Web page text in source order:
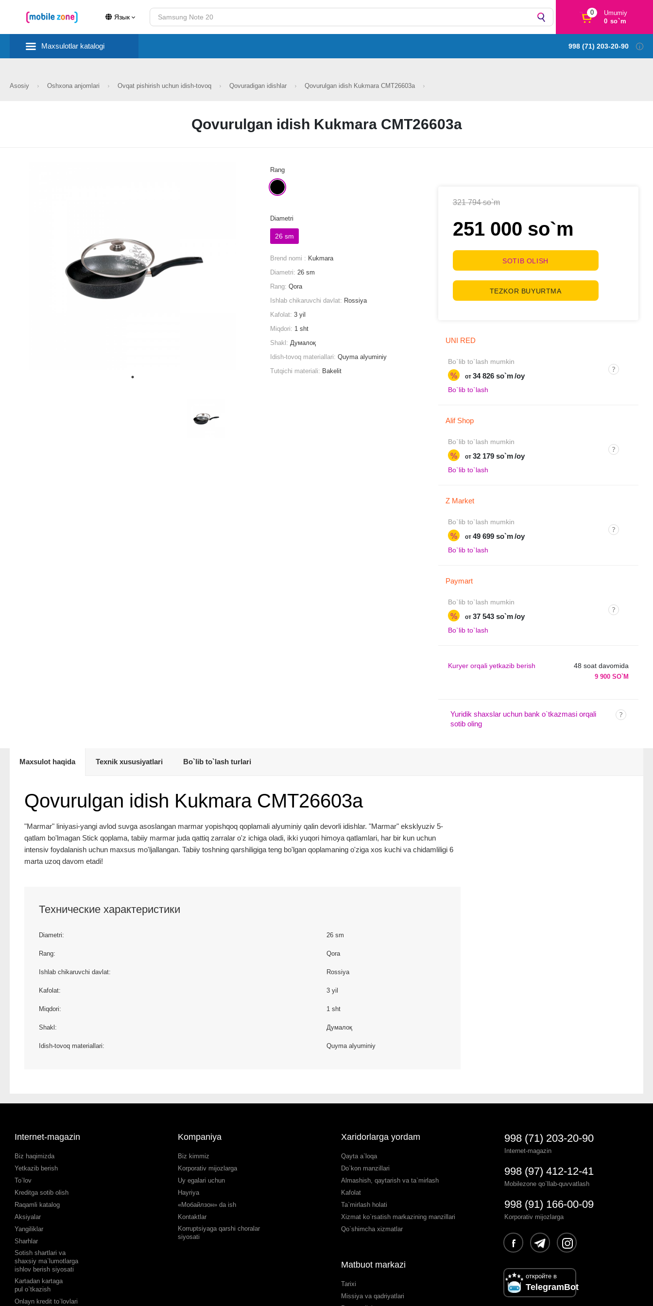
Язык
0
Umumiy
0 so`m
Maxsulotlar katalogi 998 (71) 203-20-90
Asosiy Oshxona anjomlari Ovqat pishirish uchun idish-tovoq Qovuradigan idishlar Qovurulgan idish Kukmara СМТ26603а
Qovurulgan idish Kukmara СМТ26603а
321 794 so`m
251 000 so`m
SOTIB OLISH
TEZKOR BUYURTMA
UNI RED
Bo`lib to`lash mumkin
% от 34 826 so`m /oy
Bo`lib to`lash
Alif Shop
Bo`lib to`lash mumkin
% от 32 179 so`m /oy
Bo`lib to`lash
Z Market
Bo`lib to`lash mumkin
% от 49 699 so`m /oy
Bo`lib to`lash
Paymart
Bo`lib to`lash mumkin
% от 37 543 so`m /oy
Bo`lib to`lash
Kuryer orqali yetkazib berish 48 soat davomida
9 900 SO`M
Yuridik shaxslar uchun bank o`tkazmasi orqali
sotib oling
Rang
Diametri
26 sm
Brend nomi : Kukmara
Diametri:26 sm
Rang:Qora
Ishlab chikaruvchi davlat: Rossiya
Kafolat:3 yil
Miqdori: 1 sht
Shakl:Думалоқ
Idish-tovoq materiallari:Quyma alyuminiy
Tutqichi materiali: Bakelit
Maxsulot haqida Texnik xususiyatlari Bo`lib to`lash turlari
Qovurulgan idish Kukmara СМТ26603а
"Marmar" liniyasi-yangi avlod suvga asoslangan marmar yopishqoq qoplamali alyuminiy qalin devorli idishlar. "Marmar" eksklyuziv 5-
qatlam bo'lmagan Stick qoplama, tabiiy marmar juda qattiq zarralar o'z ichiga oladi, ikki yuqori himoya qatlamlari, har bir kun uchun
intensiv foydalanish uchun maxsus mo'ljallangan. Tabiiy toshning qarshiligiga teng bo'lgan qoplamaning o'ziga xos kuchi va chidamliligi 6
marta uzoq davom etadi!
Технические характеристики
Diametri: 26 sm
Rang: Qora
Ishlab chikaruvchi davlat: Rossiya
Kafolat: 3 yil
Miqdori: 1 sht
Shakl: Думалоқ
Idish-tovoq materiallari: Quyma alyuminiy
Internet-magazin
Biz haqimizda
Yetkazib berish
To`lov
Kreditga sotib olish
Raqamli katalog
Aksiyalar
Yangiliklar
Sharhlar
Sotish shartlari va
shaxsiy ma`lumotlarga
ishlov berish siyosati
Kartadan kartaga
pul o`tkazish
Onlayn kredit to`lovlari
Kompaniya
Biz kimmiz
Korporativ mijozlarga
Uy egalari uchun
Hayriya
«Мобайлзон» da ish
Kontaktlar
Korruptsiyaga qarshi choralar
siyosati
Xaridorlarga yordam
Qayta a`loqa
Do`kon manzillari
Almashish, qaytarish va ta`mirlash
Kafolat
Ta`mirlash holati
Xizmat ko`rsatish markazining manzillari
Qo`shimcha xizmatlar
Matbuot markazi
Tarixi
Missiya va qadriyatlari
998 (71) 203-20-90
Internet-magazin
998 (97) 412-12-41
Mobilezone qo`llab-quvvatlash
998 (91) 166-00-09
Korporativ mijozlarga
откройте в
TelegramBot